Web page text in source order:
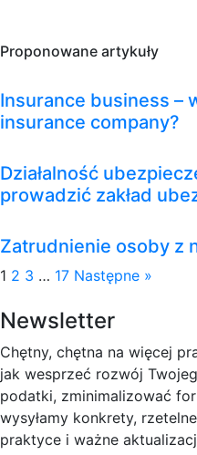
Proponowane artykuły
Insurance business –
insurance company?
Działalność
prowadzić zakład
Zatrudnienie osoby z
1 2 3 … 17 Następne »
Newsletter
Chętny, chętna na więcej
jak wesprzeć rozwój
podatki, zminimalizować
wysyłamy konkrety,
praktyce i ważne